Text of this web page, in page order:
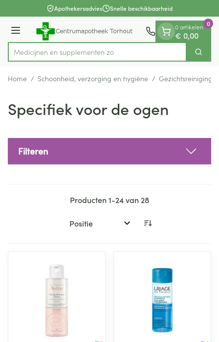
Ga naar de inhoudApothekersadvies Snelle beschikbaarheid
Menu
Product, merk, categorie...
Medicijnen Zoek
0 artikelen
€ 0,00
0
Home / Schoonheid, verzorging en hygiëne / Gezichtsreiniging
Specifiek voor de ogen
Filteren
Producten1-24van 28
Sorteer op: